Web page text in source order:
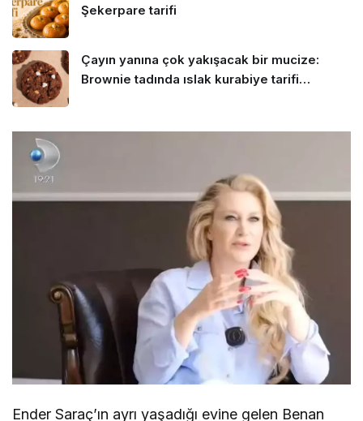
Şekerpare tarifi
Çayın yanına çok yakışacak bir mucize:
Brownie tadında ıslak kurabiye tarifi…
Ender Saraç’ın ayrı yaşadığı evine gelen Benan